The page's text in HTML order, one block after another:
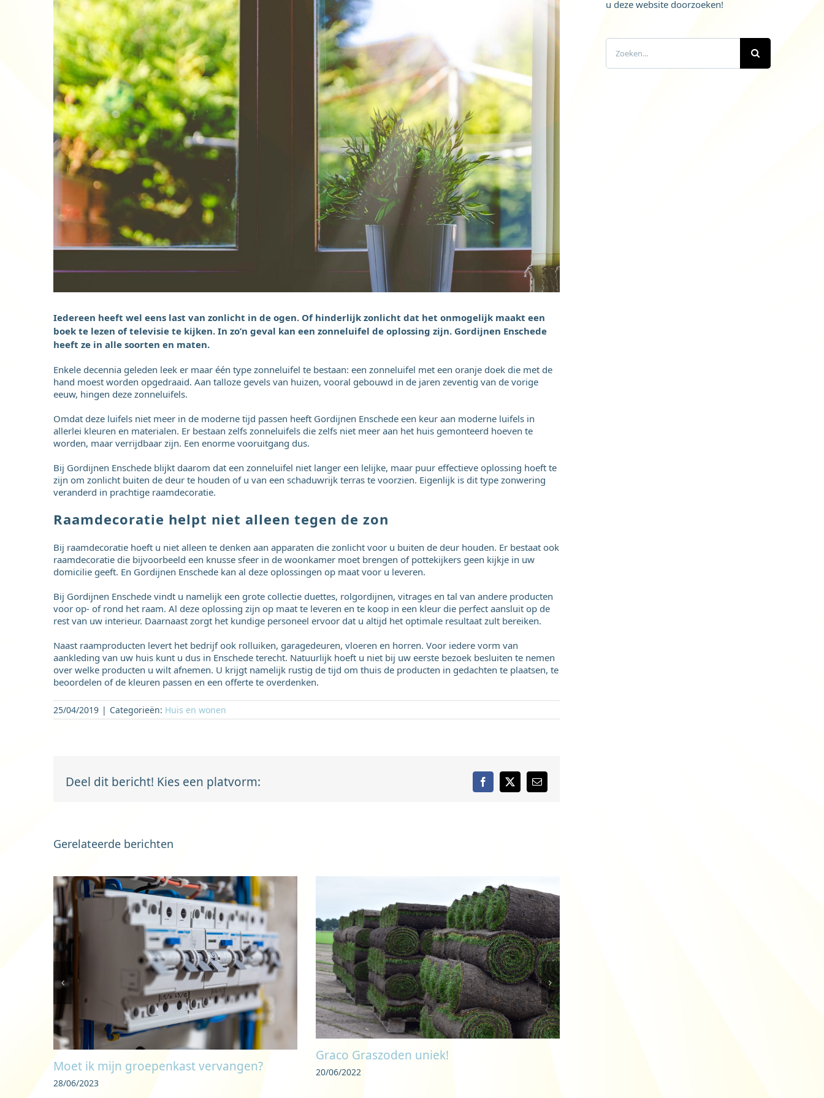
Iedereen heeft wel eens last van zonlicht in de ogen. Of hinderlijk zonlicht dat het onmogelijk maakt een
boek te lezen of televisie te kijken. In zo’n geval kan een zonneluifel de oplossing zijn. Gordijnen Enschede
heeft ze in alle soorten en maten.
Enkele decennia geleden leek er maar één type zonneluifel te bestaan: een zonneluifel met een oranje doek die met de
hand moest worden opgedraaid. Aan talloze gevels van huizen, vooral gebouwd in de jaren zeventig van de vorige
eeuw, hingen deze zonneluifels.
Omdat deze luifels niet meer in de moderne tijd passen heeft Gordijnen Enschede een keur aan moderne luifels in
allerlei kleuren en materialen. Er bestaan zelfs zonneluifels die zelfs niet meer aan het huis gemonteerd hoeven te
worden, maar verrijdbaar zijn. Een enorme vooruitgang dus.
Bij Gordijnen Enschede blijkt daarom dat een zonneluifel niet langer een lelijke, maar puur effectieve oplossing hoeft te
zijn om zonlicht buiten de deur te houden of u van een schaduwrijk terras te voorzien. Eigenlijk is dit type zonwering
veranderd in prachtige raamdecoratie.
Raamdecoratie helpt niet alleen tegen de zon
Bij raamdecoratie hoeft u niet alleen te denken aan apparaten die zonlicht voor u buiten de deur houden. Er bestaat ook
raamdecoratie die bijvoorbeeld een knusse sfeer in de woonkamer moet brengen of pottekijkers geen kijkje in uw
domicilie geeft. En Gordijnen Enschede kan al deze oplossingen op maat voor u leveren.
Bij Gordijnen Enschede vindt u namelijk een grote collectie duettes, rolgordijnen, vitrages en tal van andere producten
voor op- of rond het raam. Al deze oplossing zijn op maat te leveren en te koop in een kleur die perfect aansluit op de
rest van uw interieur. Daarnaast zorgt het kundige personeel ervoor dat u altijd het optimale resultaat zult bereiken.
Naast raamproducten levert het bedrijf ook rolluiken, garagedeuren, vloeren en horren. Voor iedere vorm van
aankleding van uw huis kunt u dus in Enschede terecht. Natuurlijk hoeft u niet bij uw eerste bezoek besluiten te nemen
over welke producten u wilt afnemen. U krijgt namelijk rustig de tijd om thuis de producten in gedachten te plaatsen, te
beoordelen of de kleuren passen en een offerte te overdenken.
25/04/2019 | Categorieën: Huis en wonen
Deel dit bericht! Kies een platvorm: Facebook
X
E-
mail
Gerelateerde berichten
Moet ik mijn groepenkast vervangen?
28/06/2023
Graco Graszoden uniek!
20/06/2022
u deze website doorzoeken!
Zoeken
naar: